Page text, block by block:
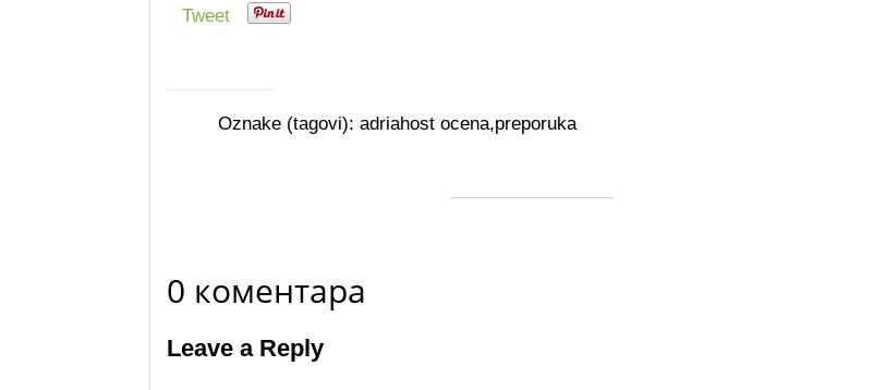
Tweet
Oznake (tagovi):adriahost ocena,preporuka
0 коментара
Leave a Reply